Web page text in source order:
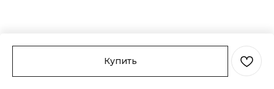
Купить